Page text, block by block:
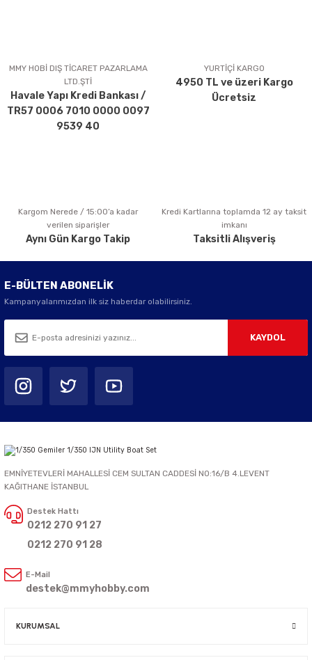
Ürün açıklamasında eksik bilgiler bulunuyor.
Ürün bilgilerinde hatalar bulunuyor.
Ürün fiyatı diğer sitelerden daha pahalı.
Bu ürüne benzer farklı alternatifler olmalı.
Gönder
MMY HOBİ DIŞ TİCARET PAZARLAMA
LTD.ŞTİ
Havale Yapı Kredi Bankası /
TR57 0006 7010 0000 0097
9539 40
YURTİÇİ KARGO
4950 TL ve üzeri Kargo
Ücretsiz
Kargom Nerede / 15:00’a kadar
verilen siparişler
Aynı Gün Kargo Takip
Kredi Kartlarına toplamda 12 ay taksit
imkanı
Taksitli Alışveriş
E-BÜLTEN ABONELİK
Kampanyalarımızdan ilk siz haberdar olabilirsiniz.
KAYDOL
EMNİYETEVLERİ MAHALLESİ CEM SULTAN CADDESİ NO:16/B 4.LEVENT
KAĞITHANE İSTANBUL
Destek Hattı
0212 270 91 27
0212 270 91 28
E-Mail
destek@mmyhobby.com
KURUMSAL